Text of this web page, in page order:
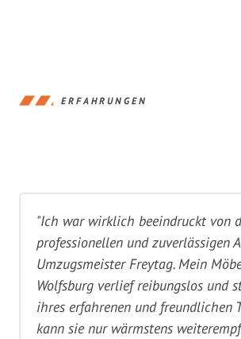
ERFAHRUNGEN
"Ich war wirklich beeindruckt von
professionellen und zuverlässigen
Umzugsmeister Freytag. Mein
Wolfsburg verlief reibungslos und
ihres erfahrenen und freundlichen
kann sie nur wärmstens